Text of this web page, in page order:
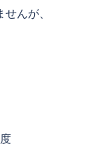
んが、